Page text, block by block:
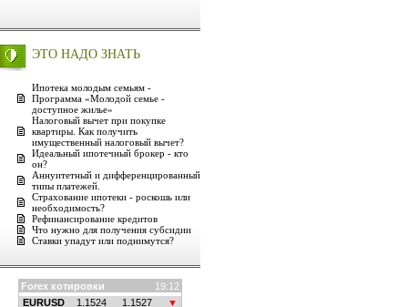
ЭТО НАДО ЗНАТЬ
Ипотека молодым семьям -
Программа «Молодой семье -
доступное жилье»
Налоговый вычет при покупке
квартиры. Как получить
имущественный налоговый вычет?
Идеальный ипотечный брокер - кто
он?
Аннуитетный и дифференцированный
типы платежей.
Страхование ипотеки - роскошь или
необходимость?
Рефинансирование кредитов
Что нужно для получения субсидии
Ставки упадут или поднимутся?